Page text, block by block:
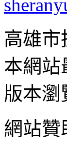
高雄市
本網站
版本瀏
網站贊